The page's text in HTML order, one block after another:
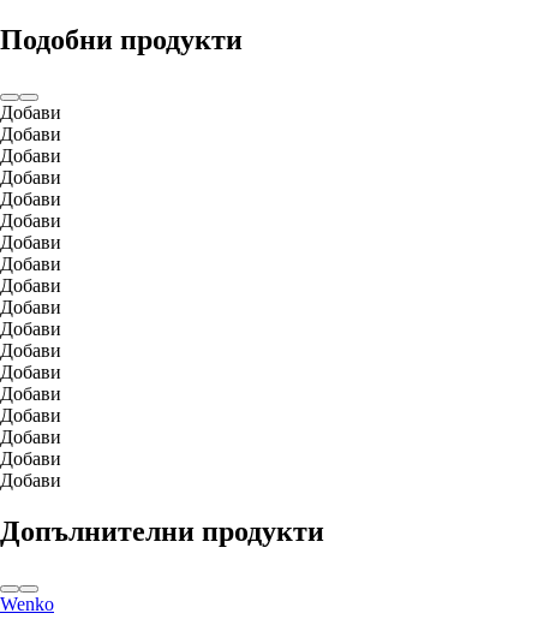
Подобни продукти
Добави
Добави
Добави
Добави
Добави
Добави
Добави
Добави
Добави
Добави
Добави
Добави
Добави
Добави
Добави
Добави
Добави
Добави
Допълнителни продукти
Wenko